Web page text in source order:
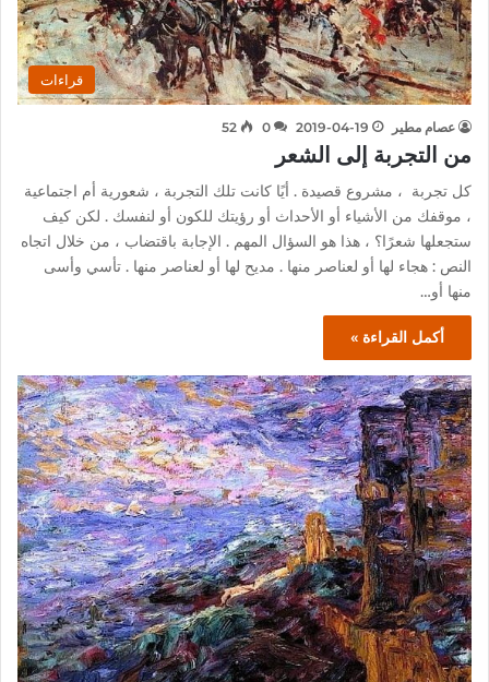
قراءات
عصام مطير 2019-04-19
0
52
من التجربة إلى الشعر
كل تجربة ، مشروع قصيدة . أيًا كانت تلك التجربة ، شعورية أم اجتماعية
، موقفك من الأشياء أو الأحداث أو رؤيتك للكون أو لنفسك . لكن كيف
ستجعلها شعرًا؟ ، هذا هو السؤال المهم . الإجابة باقتضاب ، من خلال اتجاه
النص : هجاء لها أو لعناصر منها . مديح لها أو لعناصر منها . تأسي وأسى
منها أو…
أكمل القراءة »